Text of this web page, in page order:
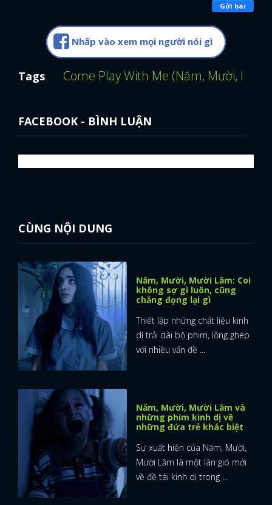
Gửi bài
Nhấp vào xem mọi người nói gì
Tags Come Play With Me (Năm, Mười, Mười
FACEBOOK - BÌNH LUẬN
CÙNG NỘI DUNG
Năm, Mười, Mười Lăm: Coi
không sợ gì luôn, cũng
chẳng đọng lại gì
Thiết lập những chất liệu kinh
dị trải dài bộ phim, lồng ghép
với nhiều vấn đề ...
Năm, Mười, Mười Lăm và
những phim kinh dị về
những đứa trẻ khác biệt
Sự xuất hiện của Năm, Mười,
Mười Lăm là một làn gió mới
về đề tài kinh dị trong ...